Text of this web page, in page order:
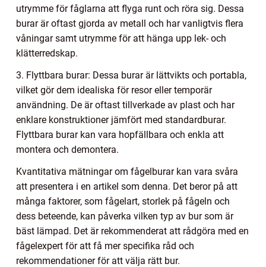
utrymme för fåglarna att flyga runt och röra sig. Dessa
burar är oftast gjorda av metall och har vanligtvis flera
våningar samt utrymme för att hänga upp lek- och
klätterredskap.
3. Flyttbara burar: Dessa burar är lättvikts och portabla,
vilket gör dem idealiska för resor eller temporär
användning. De är oftast tillverkade av plast och har
enklare konstruktioner jämfört med standardburar.
Flyttbara burar kan vara hopfällbara och enkla att
montera och demontera.
Kvantitativa mätningar om fågelburar kan vara svåra
att presentera i en artikel som denna. Det beror på att
många faktorer, som fågelart, storlek på fågeln och
dess beteende, kan påverka vilken typ av bur som är
bäst lämpad. Det är rekommenderat att rådgöra med en
fågelexpert för att få mer specifika råd och
rekommendationer för att välja rätt bur.